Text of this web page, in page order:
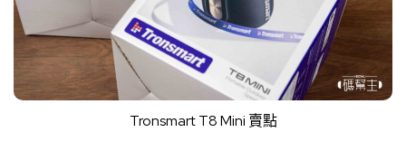
Tronsmart T8 Mini 賣點